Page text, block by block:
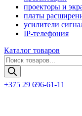
проекторы и
платы
усилители
IP-телефония
Каталог товаров
Поиск
товаров
+375 29 696-61-11